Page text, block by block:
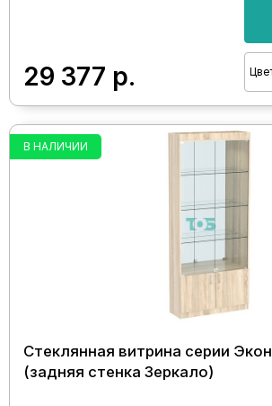
29 377 р.
В НАЛИЧИИ
Стеклянная витрина серии
(задняя стенка Зеркало)